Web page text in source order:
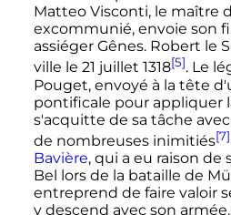
Matteo Visconti, le maître
excommunié, envoie son
assiéger Gênes. Robert le
ville le 21 juillet 1318[5]. Le
Pouget, envoyé à la tête
pontificale pour appliquer
s'acquitte de sa tâche
de nombreuses inimitiés[7]
Bavière, qui a eu raison de
Bel lors de la bataille de
entreprend de faire valoir
y descend avec son